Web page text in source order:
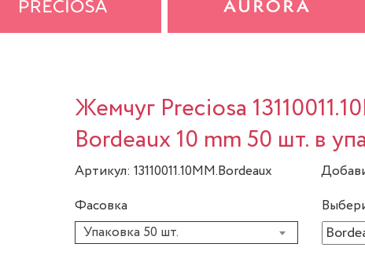
Жемчуг Preciosa
Bordeaux 10 mm 50 шт. в
Артикул: 13110011.10MM.Bordeaux
Фасовка
Упаковка 50 шт.